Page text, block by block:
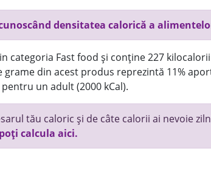
densitatea calorică a
categoria Fast food și conține 227
grame din acest produs reprezintă 11%
un adult (2000 kCal).
tău caloric și de câte calorii ai nevoie
calcula aici.